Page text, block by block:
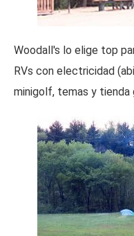
Woodall's lo elige top
RVs con electricidad
minigolf, temas y tienda